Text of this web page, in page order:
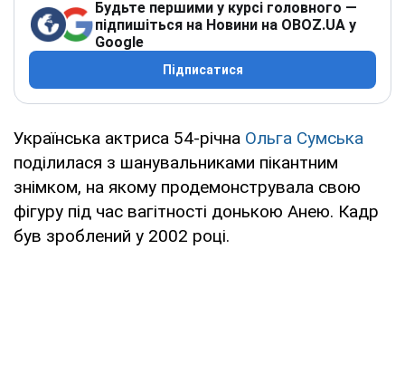
Будьте першими у курсі головного —
підпишіться на Новини на OBOZ.UA у
Google
Підписатися
Українська актриса 54-річна Ольга Сумська
поділилася з шанувальниками пікантним
знімком, на якому продемонструвала свою
фігуру під час вагітності донькою Анею. Кадр
був зроблений у 2002 році.